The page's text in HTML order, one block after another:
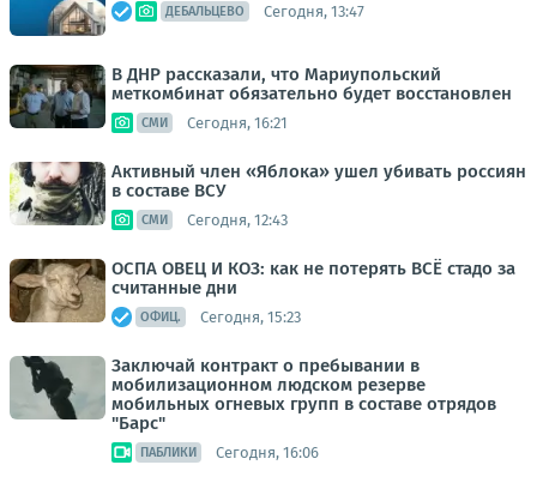
ДЕБАЛЬЦЕВО Сегодня, 13:47
В ДНР рассказали, что Мариупольский
меткомбинат обязательно будет восстановлен
СМИ Сегодня, 16:21
Активный член «Яблока» ушел убивать россиян
в составе ВСУ
СМИ Сегодня, 12:43
ОСПА ОВЕЦ И КОЗ: как не потерять ВСЁ стадо за
считанные дни
ОФИЦ. Сегодня, 15:23
Заключай контракт о пребывании в
мобилизационном людском резерве
мобильных огневых групп в составе отрядов
"Барс"
ПАБЛИКИ Сегодня, 16:06